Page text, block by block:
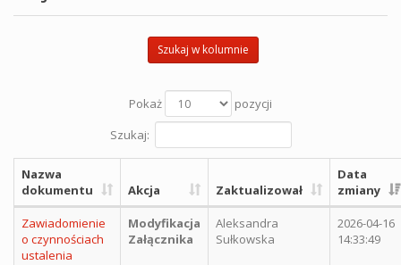
Szukaj w kolumnie
Pokaż
pozycji
Szukaj:
Nazwa
dokumentu
Akcja Zaktualizował
Data
zmiany
Zawiadomienie
o czynnościach
ustalenia
Modyfikacja
Załącznika
Aleksandra
Sułkowska
2026-04-16
14:33:49